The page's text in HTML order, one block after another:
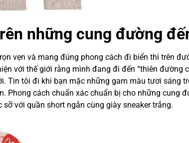
những cung đường
vẹn và mang đúng phong cách đi biển thì trên
với thế giới rằng mình đang đi đến “thiên đường
Tin tôi đi khi bạn mặc những gam màu tươi sáng
Phong cách chuẩn xác chuẩn bị cho những cung
với quần short ngắn cùng giày sneaker trắng.